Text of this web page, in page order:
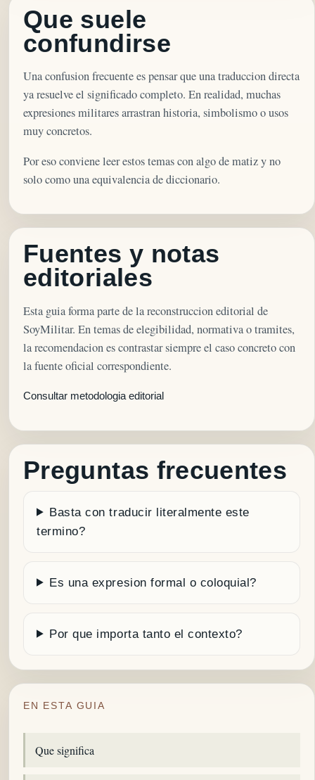
Que suele
confundirse
Una confusion frecuente es pensar que una traduccion directa
ya resuelve el significado completo. En realidad, muchas
expresiones militares arrastran historia, simbolismo o usos
muy concretos.
Por eso conviene leer estos temas con algo de matiz y no
solo como una equivalencia de diccionario.
Fuentes y notas
editoriales
Esta guia forma parte de la reconstruccion editorial de
SoyMilitar. En temas de elegibilidad, normativa o tramites,
la recomendacion es contrastar siempre el caso concreto con
la fuente oficial correspondiente.
Consultar metodologia editorial
Preguntas frecuentes
Basta con traducir literalmente este
termino?
Es una expresion formal o coloquial?
Por que importa tanto el contexto?
EN ESTA GUIA
Que significa